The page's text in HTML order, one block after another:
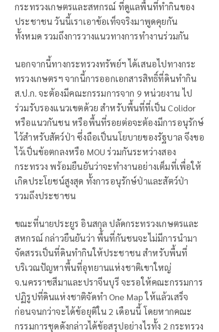
กระทรวงเกษตรและสหกรณ์ ที่ดูแลพื้นที่ทำกินของ
ประชาชน วันนี้เราเอาข้อเท็จจริงมาพูดคุยกัน
ทั้งหมด รวมถึงการวางแนวทางการทำงานร่วมกัน​
นอกจากนี้ทางกระทรวงทรัพย์ฯ​ ได้เสนอไปทางกระ
ทรวงเกษตรฯ​ จากนี้การออกเอกสารสิทธิ์ที่ดินทำกิน
ส.ป.ก. จะต้องมีคณะกรรมการ​จาก​ 9 หน่วยงาน​ ไป
ร่วมรับรองแนวเขตด้วย​ สำหรับพื้นที่ที่เป็น Colidor
หรือแนวกันชน​ หรือพื้นที่รอยต่อจะต้องมีการอนุรักษ์
ไว้สำหรับสัตว์ป่า ซึ่งถือเป็นนโยบายของรัฐบาล จึงขอ
ไว้เป็นข้อตกลงหรือ MOU ร่วมกันระหว่างสอง
กระทรวง พร้อมยืนยันว่าจะทำงานอย่างเต็มที่เพื่อให้
เกิดประโยชน์สูงสุด ทั้งการอนุรักษ์ป่าและสัตว์ป่า
รวมถึงประชาชน
ขณะที่นายประยูร​ อินสกุล​ ปลัดกระทรวงเกษตรและ
สหกรณ์​ กล่าวยืนยันว่า​ พื้นที่กันชนจะไม่มีการนำมา
จัดสรรเป็นที่ดินทำกินให้ประชาชน​ สำหรับพื้นที่
บริเวณปัญหาพื้นที่อุทยานแห่งชาติเขาใหญ่​
จ.นครราชสีมาและปราจีนบุรี​ จะรอให้คณะกรรมการ​
ปฏิรูปที่ดินแห่งชาติ​จัดทำ​ One Map ให้แล้วเสร็จ
ก่อนจนกว่าจะได้ข้อยุติใน​ 2 เดือนนี้​ โดยหากคณะ
กรรมการชุดดังกล่าวได้ข้อสรุปอย่างไรทั้ง 2 กระทรวง